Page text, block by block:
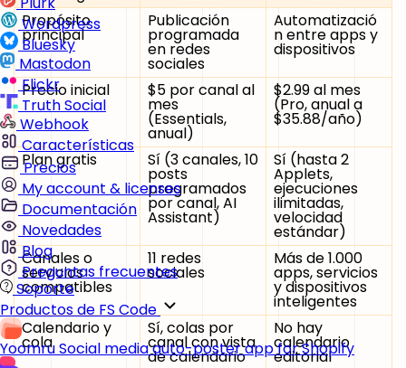
Wordpress
Bluesky
Mastodon
Flickr
Truth Social
Webhook
Características
Precios
My account & licenses
Documentación
Novedades
Blog
Preguntas frecuentes
Soporte
Productos de FS Code
YoomruSocial media auto-poster app for Shopify
Propósito
principal
Publicación
programada
en redes
sociales
Automatizació
n entre apps y
dispositivos
Precio inicial
$5 por canal al
mes
(Essentials,
anual)
$2.99 al mes
(Pro, anual a
$35.88/año)
Plan gratis
Sí (3 canales, 10
posts
programados
por canal, AI
Assistant)
Sí (hasta 2
Applets,
ejecuciones
ilimitadas,
velocidad
estándar)
Canales o
servicios
compatibles
11 redes
sociales
Más de 1.000
apps, servicios
y dispositivos
inteligentes
Calendario y
cola
Sí, colas por
canal con vista
de calendario
No hay
calendario
editorial